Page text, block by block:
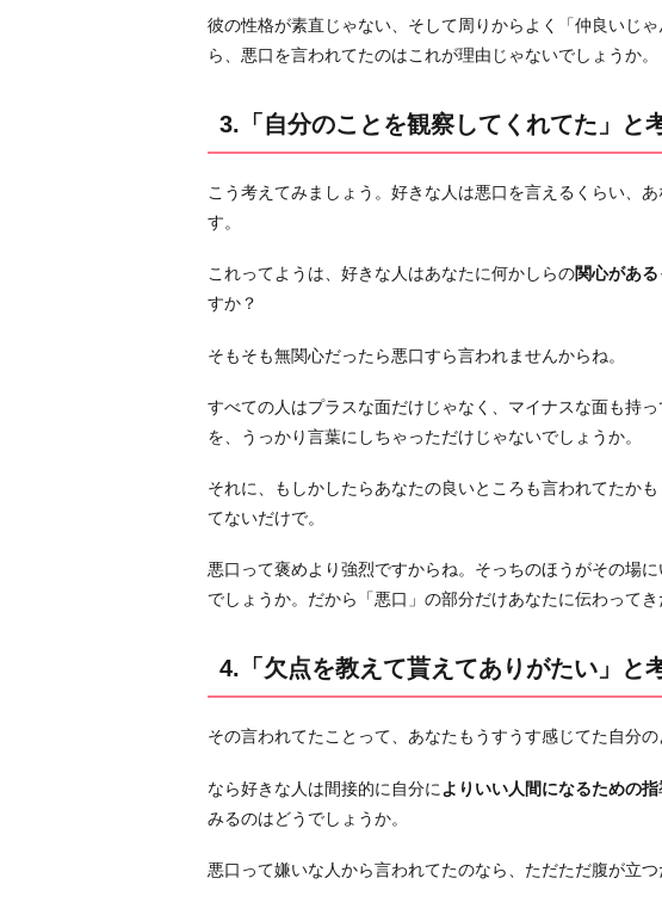
て
貰
て
あ
い」
と
え
5.
彼
の
悪
と
こ
を
て
み
「ひ
彼の性格が素直じゃない、そして周りからよく「仲良いじ
ら、悪口を言われてたのはこれが理由じゃないでしょうか。
3.「自分のことを観察してくれてた」と
こう考えてみましょう。好きな人は悪口を言えるくらい、
す。
これってようは、好きな人はあなたに何かしらの関心がある
すか？
そもそも無関心だったら悪口すら言われませんからね。
すべての人はプラスな面だけじゃなく、マイナスな面も持っ
を、うっかり言葉にしちゃっただけじゃないでしょうか。
それに、もしかしたらあなたの良いところも言われてたか
てないだけで。
悪口って褒めより強烈ですからね。そっちのほうがその場
でしょうか。だから「悪口」の部分だけあなたに伝わってき
4.「欠点を教えて貰えてありがたい」と
その言われてたことって、あなたもうすうす感じてた自分
なら好きな人は間接的に自分に よりいい人間になるための指
みるのはどうでしょうか。
悪口って嫌いな人から言われてたのなら、ただただ腹が立つ